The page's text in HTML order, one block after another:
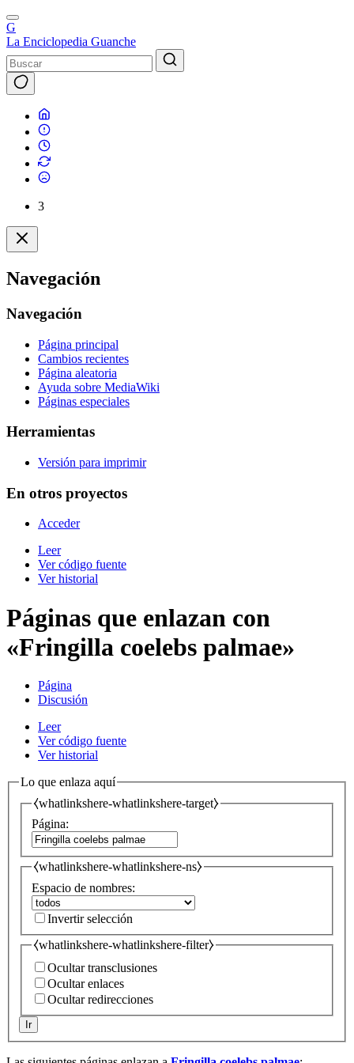
G
La Enciclopedia Guanche
3
Navegación
Navegación
Página principal
Cambios recientes
Página aleatoria
Ayuda sobre MediaWiki
Páginas especiales
Herramientas
Versión para imprimir
En otros proyectos
Acceder
Leer
Ver código fuente
Ver historial
Páginas que enlazan con
«Fringilla coelebs palmae»
Página
Discusión
Leer
Ver código fuente
Ver historial
Lo que enlaza aquí
⧼whatlinkshere-whatlinkshere-target⧽
Página:
⧼whatlinkshere-whatlinkshere-ns⧽
Espacio de nombres:
Invertir selección
⧼whatlinkshere-whatlinkshere-filter⧽
Ocultar transclusiones
Ocultar enlaces
Ocultar redirecciones
Ir